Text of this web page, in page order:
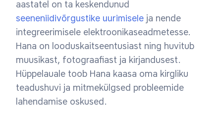
aastatel on ta keskendunud
seeneniidivõrgustike uurimisele ja nende
integreerimisele elektroonikaseadmetesse.
Hana on looduskaitseentusiast ning huvitub
muusikast, fotograafiast ja kirjandusest.
Hüppelauale toob Hana kaasa oma kirgliku
teadushuvi ja mitmekülgsed probleemide
lahendamise oskused.